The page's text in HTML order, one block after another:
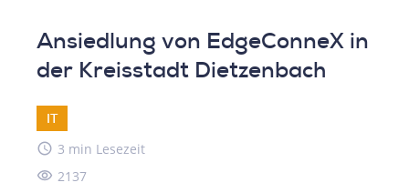
Ansiedlung von EdgeConneX in
der Kreisstadt Dietzenbach
IT
access_time 3 min Lesezeit
visibility 2137